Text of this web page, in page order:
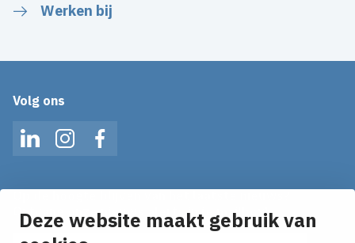
Deze website maakt gebruik van
Werken bij
Volg ons
LinkedInInstagramFacebook
Ontvang onze nieuws alerts in je mailbox!
E-mailadres